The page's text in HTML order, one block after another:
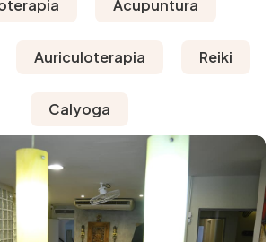
Acupuntura
Auriculoterapia Reiki
Calyoga